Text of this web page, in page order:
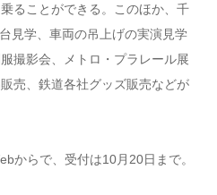
ることができる。このほか、千
見学、車両の吊上げの実演見学
撮影会、メトロ・プラレール展
売、鉄道各社グッズ販売などが
からで、受付は10月20日まで。